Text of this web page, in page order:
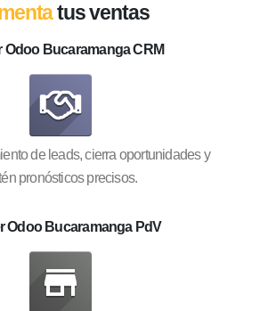
tus ventas
Odoo Bucaramanga CRM
de leads, cierra oportunidades y
pronósticos precisos.
Odoo Bucaramanga PdV